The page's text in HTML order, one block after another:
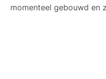
momenteel gebouwd en